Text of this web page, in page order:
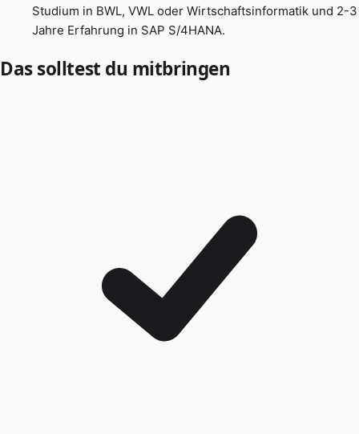
Studium in BWL, VWL oder Wirtschaftsinformatik und 2-3
Jahre Erfahrung in SAP S/4HANA.
Das solltest du mitbringen